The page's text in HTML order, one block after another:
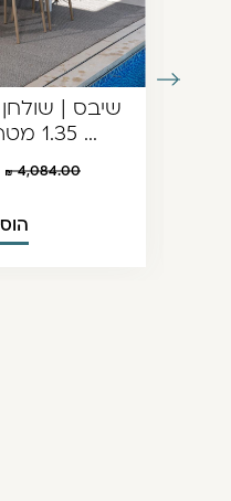
עבור
שיבס | שולחן
1.35 מטר נפתח ל 2.70 ...
4,084.00